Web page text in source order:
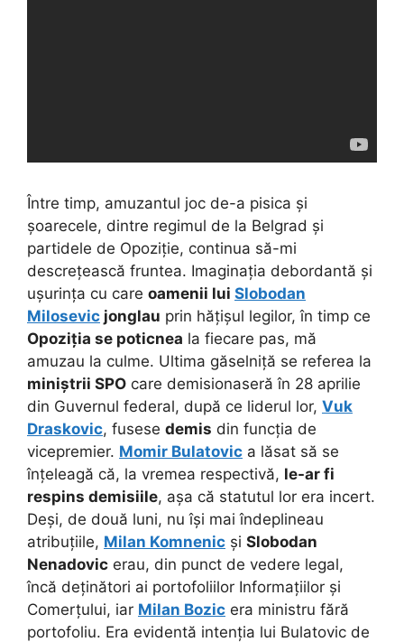
Între timp, amuzantul joc de-a pisica și
șoarecele, dintre regimul de la Belgrad și
partidele de Opoziție, continua să-mi
descrețească fruntea. Imaginația debordantă și
ușurința cu care oamenii lui Slobodan
Milosevic jonglau prin hățișul legilor, în timp ce
Opoziția se poticnea la fiecare pas, mă
amuzau la culme. Ultima găselniță se referea la
miniștrii SPO care demisionaseră în 28 aprilie
din Guvernul federal, după ce liderul lor, Vuk
Draskovic, fusese demis din funcția de
vicepremier. Momir Bulatovic a lăsat să se
înțeleagă că, la vremea respectivă, le-ar fi
respins demisiile, așa că statutul lor era incert.
Deși, de două luni, nu își mai îndeplineau
atribuțiile, Milan Komnenic și Slobodan
Nenadovic erau, din punct de vedere legal,
încă deținători ai portofoliilor Informațiilor și
Comerțului, iar Milan Bozic era ministru fără
portofoliu. Era evidentă intenția lui Bulatovic de